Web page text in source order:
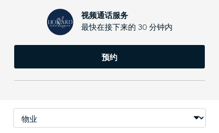
视频通话服务
最快在接下来的 30 分钟内
预约